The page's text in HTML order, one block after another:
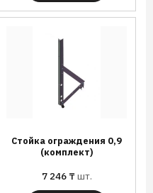
Стойка ограждения 0,9
(комплект)
7 246 ₸шт.